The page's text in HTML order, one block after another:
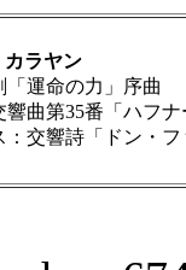
カラヤン
運命の力」序曲
曲第35番「ハフナ
交響詩「ドン・フ